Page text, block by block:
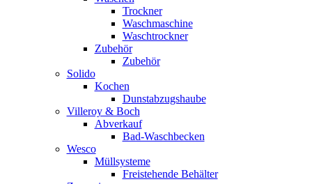
Trockner
Waschmaschine
Waschtrockner
Zubehör
Zubehör
Solido
Kochen
Dunstabzugshaube
Villeroy & Boch
Abverkauf
Bad-Waschbecken
Wesco
Müllsysteme
Freistehende Behälter